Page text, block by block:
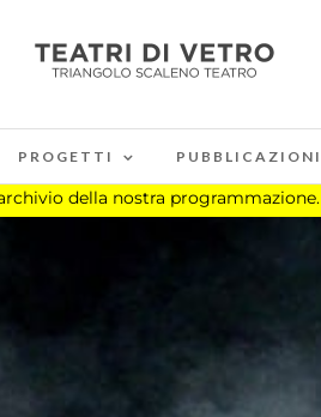
PROGETTI PUBBLICAZIONI
della nostra programmazione.